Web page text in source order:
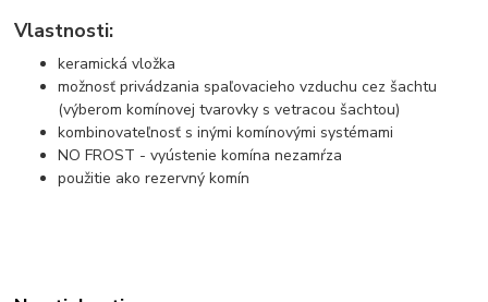
Vlastnosti:
keramická vložka
možnosť privádzania spaľovacieho vzduchu cez šachtu
(výberom komínovej tvarovky s vetracou šachtou)
kombinovateľnosť s inými komínovými systémami
NO FROST - vyústenie komína nezamŕza
použitie ako rezervný komín